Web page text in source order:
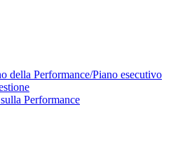
della Performance/Piano esecutivo
Performance